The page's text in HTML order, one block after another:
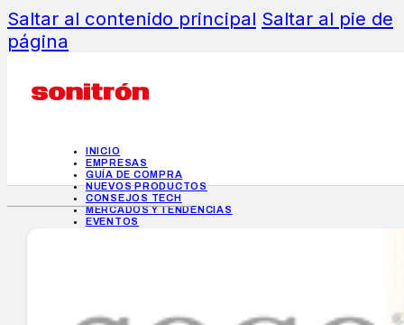
Saltar al contenido principal Saltar al pie de
página
INICIO
EMPRESAS
GUÍA DE COMPRA
NUEVOS PRODUCTOS
CONSEJOS TECH
MERCADOS Y TENDENCIAS
EVENTOS